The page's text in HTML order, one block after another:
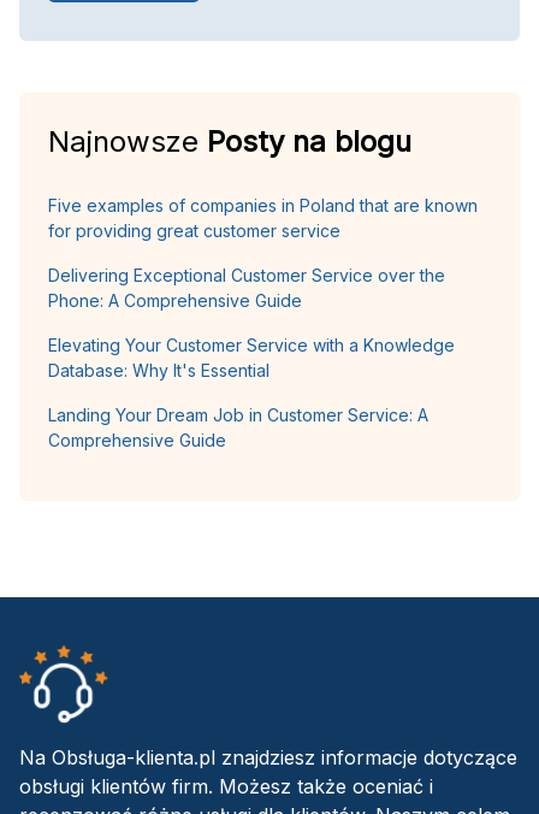
Najnowsze Posty na blogu
Five examples of companies in Poland that are known
for providing great customer service
Delivering Exceptional Customer Service over the
Phone: A Comprehensive Guide
Elevating Your Customer Service with a Knowledge
Database: Why It's Essential
Landing Your Dream Job in Customer Service: A
Comprehensive Guide
Na Obsługa-klienta.pl znajdziesz informacje dotyczące
obsługi klientów firm. Możesz także oceniać i